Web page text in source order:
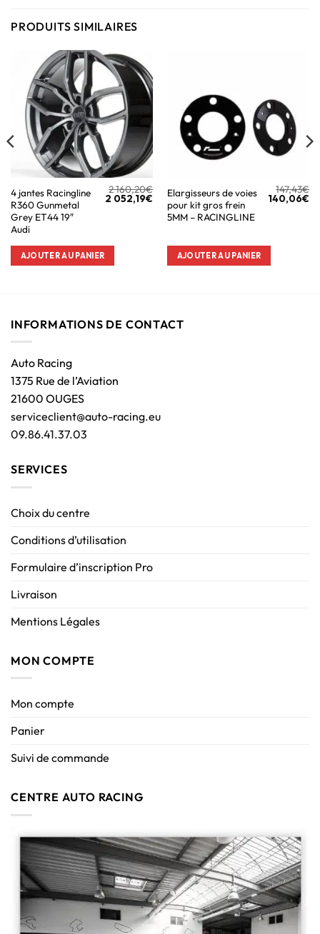
PRODUITS SIMILAIRES
4 jantes Racingline
R360 Gunmetal
Grey ET44 19″
Audi
2 160,20€
2 052,19€
AJOUTER AU PANIER
Elargisseurs de voies
pour kit gros frein
5MM – RACINGLINE
147,43€
140,06€
AJOUTER AU PANIER
INFORMATIONS DE CONTACT
Auto Racing
1375 Rue de l’Aviation
21600 OUGES
serviceclient@auto-racing.eu
09.86.41.37.03
SERVICES
Choix du centre
Conditions d’utilisation
Formulaire d’inscription Pro
Livraison
Mentions Légales
MON COMPTE
Mon compte
Panier
Suivi de commande
CENTRE AUTO RACING